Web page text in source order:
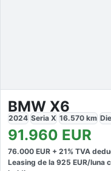
BMW X6
2024 Seria X 16.570 km
91.960 EUR
76.000 EUR + 21% TVA
Leasing de la 925 EUR/luna